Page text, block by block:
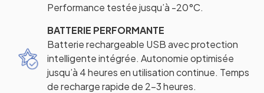
Performance testée jusqu’à -20°C.
BATTERIE PERFORMANTE
Batterie rechargeable USB avec protection
intelligente intégrée. Autonomie optimisée
jusqu’à 4 heures en utilisation continue. Temps
de recharge rapide de 2-3 heures.